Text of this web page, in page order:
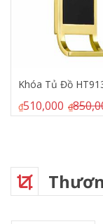
Khóa Tủ Đồ
₫510,000 ₫